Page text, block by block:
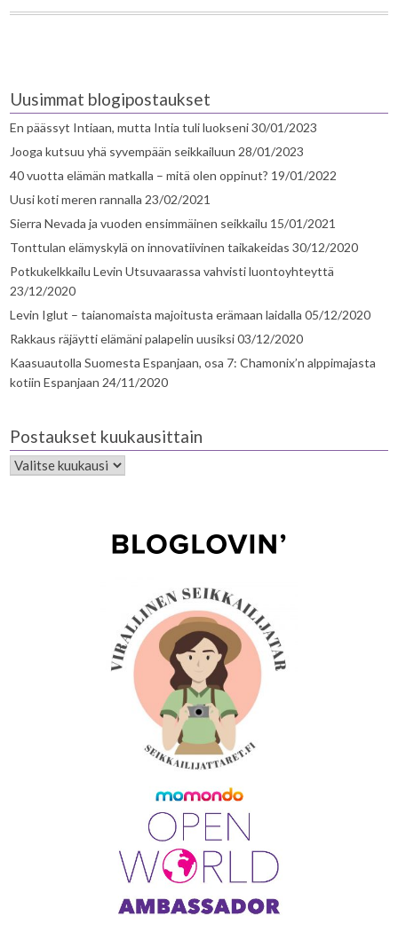
Uusimmat blogipostaukset
En päässyt Intiaan, mutta Intia tuli luokseni30/01/2023
Jooga kutsuu yhä syvempään seikkailuun 28/01/2023
40 vuotta elämän matkalla – mitä olen oppinut? 19/01/2022
Uusi koti meren rannalla 23/02/2021
Sierra Nevada ja vuoden ensimmäinen seikkailu 15/01/2021
Tonttulan elämyskylä on innovatiivinen taikakeidas 30/12/2020
Potkukelkkailu Levin Utsuvaarassa vahvisti luontoyhteyttä
23/12/2020
Levin Iglut – taianomaista majoitusta erämaan laidalla 05/12/2020
Rakkaus räjäytti elämäni palapelin uusiksi03/12/2020
Kaasuautolla Suomesta Espanjaan, osa 7: Chamonix’n alppimajasta
kotiin Espanjaan 24/11/2020
Postaukset kuukausittain